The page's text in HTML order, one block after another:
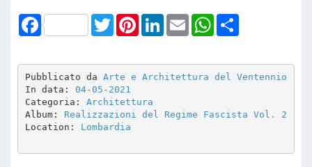
Facebook TwitterPinterestLinkedInEmail WhatsApp
Pubblicato da Arte e Architettura del Ventennio
In data: 04-05-2021
Categoria: Architettura
Album: Realizzazioni del Regime Fascista Vol. 2
Location: Lombardia